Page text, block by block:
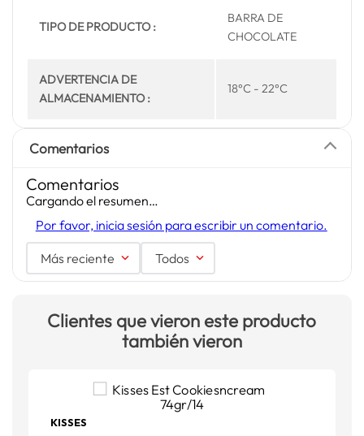
TIPO DE PRODUCTO :
BARRA DE
CHOCOLATE
ADVERTENCIA DE
ALMACENAMIENTO :
18°C - 22°C
Comentarios
Comentarios
Cargando el resumen…
Por favor, inicia sesión para escribir un comentario.
Más reciente Todos
Clientes que vieron este producto
también vieron
KISSES